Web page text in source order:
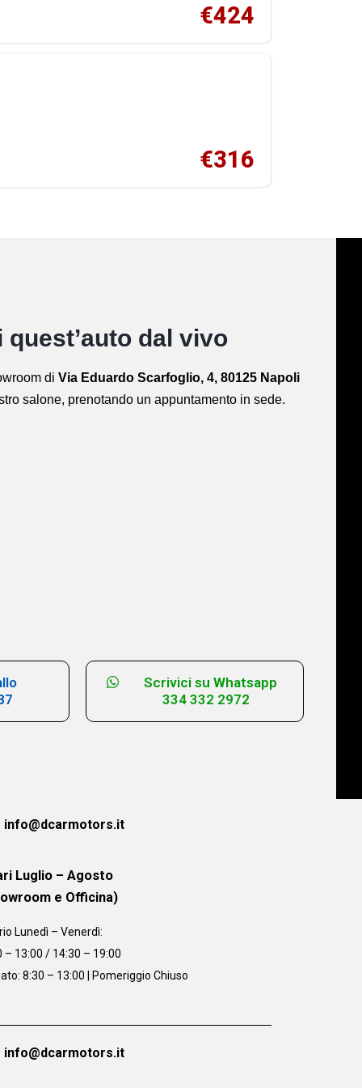
€424
€316
quest’auto dal vivo
di Via Eduardo Scarfoglio, 4, 80125 Napoli
salone, prenotando un appuntamento in sede.
Scrivici su Whatsapp
334 332 2972
info@dcarmotors.it
Luglio – Agosto
e Officina)
Lunedì – Venerdì:
– 13:00 / 14:30 – 19:00
8:30 – 13:00 | Pomeriggio Chiuso
info@dcarmotors.it